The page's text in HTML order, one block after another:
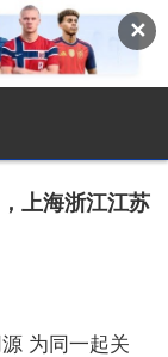
✕
上海浙江江苏
为同一起关